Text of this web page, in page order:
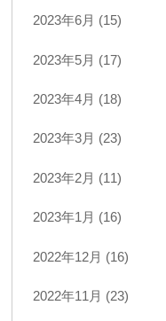
2023年6月 (15)
2023年5月 (17)
2023年4月 (18)
2023年3月 (23)
2023年2月 (11)
2023年1月 (16)
2022年12月 (16)
2022年11月 (23)